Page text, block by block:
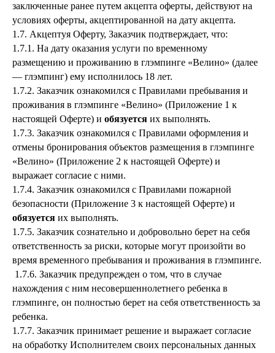
заключенные ранее путем акцепта оферты, действуют на
условиях оферты, акцептированной на дату акцепта.
1.7. Акцептуя Оферту, Заказчик подтверждает, что:
1.7.1. На дату оказания услуги по временному
размещению и проживанию в глэмпинге «Велино» (далее
— глэмпинг) ему исполнилось 18 лет.
1.7.2. Заказчик ознакомился с Правилами пребывания и
проживания в глэмпинге «Велино» (Приложение 1 к
настоящей Оферте) и обязуется их выполнять.
1.7.3. Заказчик ознакомился с Правилами оформления и
отмены бронирования объектов размещения в глэмпинге
«Велино» (Приложение 2 к настоящей Оферте) и
выражает согласие с ними.
1.7.4. Заказчик ознакомился с Правилами пожарной
безопасности (Приложение 3 к настоящей Оферте) и
обязуется их выполнять.
1.7.5. Заказчик сознательно и добровольно берет на себя
ответственность за риски, которые могут произойти во
время временного пребывания и проживания в глэмпинге.
1.7.6. Заказчик предупрежден о том, что в случае
нахождения с ним несовершеннолетнего ребенка в
глэмпинге, он полностью берет на себя ответственность за
ребенка.
1.7.7. Заказчик принимает решение и выражает согласие
на обработку Исполнителем своих персональных данных